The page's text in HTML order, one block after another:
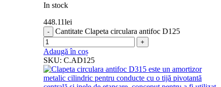
In stock
448.11lei
Cantitate Clapeta circulara antifoc D125
Adaugă în coș
SKU: C.AD125